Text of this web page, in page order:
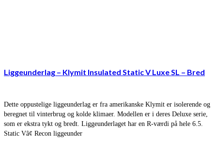
Liggeunderlag – Klymit Insulated Static V Luxe SL – Bred
Dette oppustelige liggeunderlag er fra amerikanske Klymit er isolerende og
beregnet til vinterbrug og kolde klimaer. Modellen er i deres Deluxe serie,
som er ekstra tykt og bredt. Liggeunderlaget har en R-værdi på hele 6.5.
Static Vâ¢ Recon liggeunder